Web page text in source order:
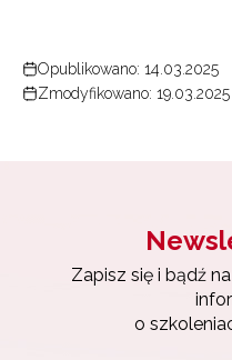
Opublikowano: 14.03.2025
Zmodyfikowano: 19.03.2025
Zapisz się i bądź
o